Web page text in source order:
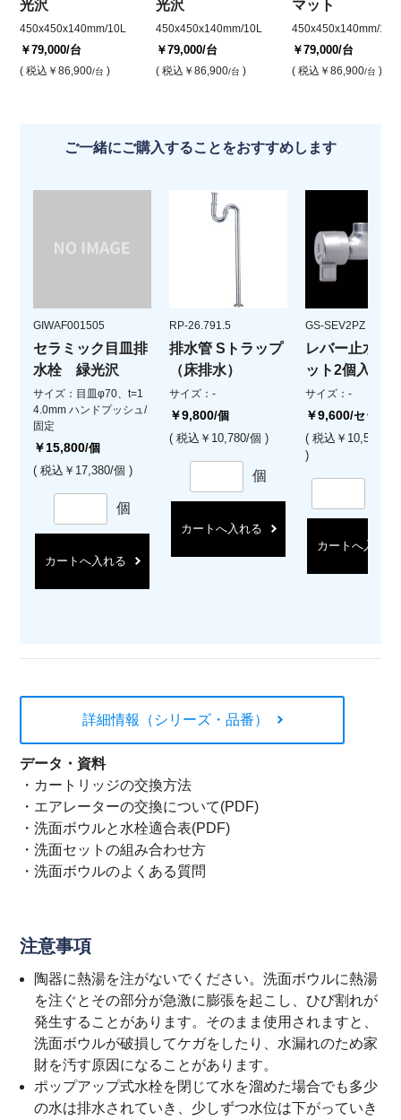
光沢
450x450x140mm/10L
￥79,000/台
( 税込 ￥86,900/台 )
光沢
450x450x140mm/10L
￥79,000/台
( 税込 ￥86,900/台 )
マット
450x450x140mm/10L
￥79,000/台
( 税込 ￥86,900/台 )
ご一緒にご購入することをおすすめします
GIWAF001505
セラミック目皿排
水栓 緑光沢
サイズ：目皿φ70、t=1
4.0mm ハンドプッシュ/
固定
￥15,800/個
( 税込￥17,380/個 )
個
カートへ入れる
RP-26.791.5
排水管 Sトラップ
（床排水）
サイズ：-
￥9,800/個
( 税込￥10,780/個 )
個
カートへ入れる
GS-SEV2PZ
レバー止水栓
ット2個入)
サイズ：-
￥9,600/セット
( 税込￥10,560/セ
)
カートへ入れる
詳細情報（シリーズ・品番）
データ・資料
・ カートリッジの交換方法
・ エアレーターの交換について(PDF)
・洗面ボウルと水栓適合表(PDF)
・洗面セットの組み合わせ方
・洗面ボウルのよくある質問
注意事項
陶器に熱湯を注がないでください。洗面ボウルに熱湯
を注ぐとその部分が急激に膨張を起こし、ひび割れが
発生することがあります。そのまま使用されますと、
洗面ボウルが破損してケガをしたり、水漏れのため家
財を汚す原因になることがあります。
ポップアップ式水栓を閉じて水を溜めた場合でも多少
の水は排水されていき、少しずつ水位は下がっていき